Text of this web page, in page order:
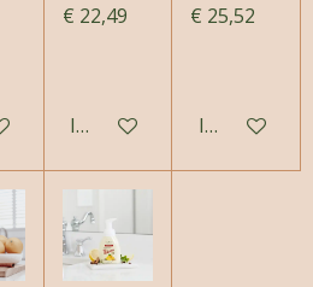
€ 22,49
In winkelwagen
€ 25,52
In